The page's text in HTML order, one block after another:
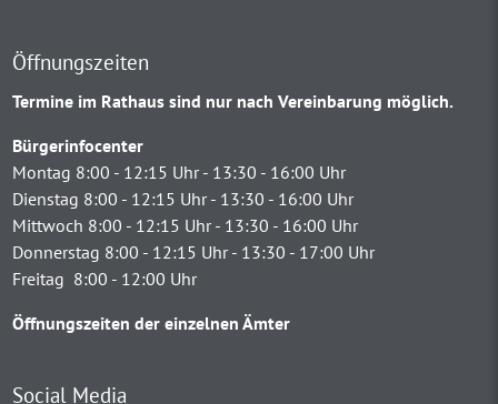
Öffnungszeiten
Termine im Rathaus sind nur nach Vereinbarung möglich.
Bürgerinfocenter
Montag 8:00 - 12:15 Uhr - 13:30 - 16:00 Uhr
Dienstag 8:00 - 12:15 Uhr - 13:30 - 16:00 Uhr
Mittwoch 8:00 - 12:15 Uhr - 13:30 - 16:00 Uhr
Donnerstag 8:00 - 12:15 Uhr - 13:30 - 17:00 Uhr
Freitag 8:00 - 12:00 Uhr
Öffnungszeiten der einzelnen Ämter
Social Media